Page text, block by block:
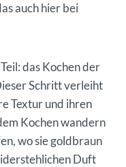
auch hier bei
das Kochen der
Schritt verleiht
Textur und ihren
Kochen wandern
wo sie goldbraun
Duft